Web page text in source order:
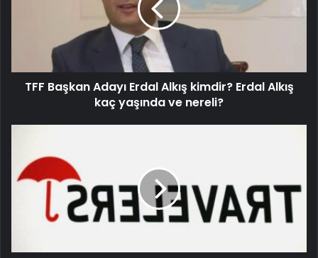
TFF Başkan Adayı Erdal Alkış kimdir? Erdal Alkış
kaç yaşında ve nereli?